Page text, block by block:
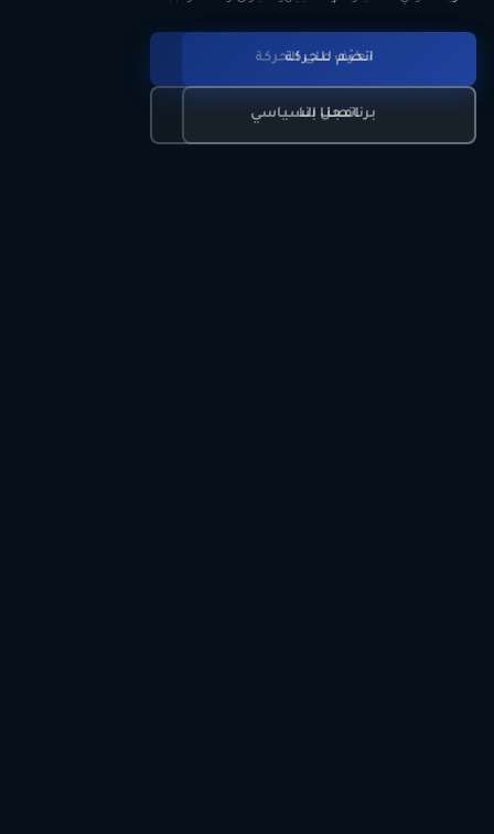
تعرّف على الحركة
برنامجنا السياسي
انضم للحركة
اتصل بنا